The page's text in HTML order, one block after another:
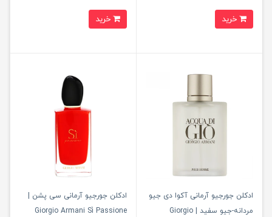
ادکلن جورجیو آرمانی آکوا دی جیو
مردانه-جیو سفید | Giorgio
ادکلن جورجیو آرمانی سی پشن |
Giorgio Armani Sì Passione